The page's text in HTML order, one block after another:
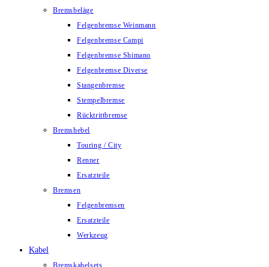
Bremsbeläge
Felgenbremse Weinmann
Felgenbremse Campi
Felgenbremse Shimano
Felgenbremse Diverse
Stangenbremse
Stempelbremse
Rücktrittbremse
Bremshebel
Touring / City
Renner
Ersatzteile
Bremsen
Felgenbremsen
Ersatzteile
Werkzeug
Kabel
Bremskabelsets